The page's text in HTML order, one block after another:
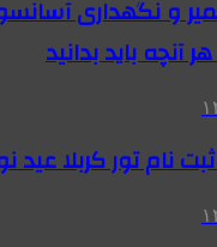
و نگهداری
آنچه باید بدانید
نام تور کربلا عید